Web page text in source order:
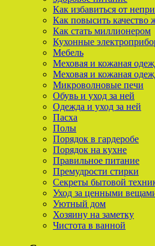
Как избавиться от
Как повысить качество
Как стать миллионером
Кухонные
Мебель
Меховая и кожаная
Меховая и кожаная
Микроволновые печи
Обувь и уход за ней
Одежда и уход за ней
Пасха
Полы
Порядок в гардеробе
Порядок на кухне
Правильное питание
Премудрости стирки
Секреты бытовой
Уход за ценными
Уютный дом
Хозяину на заметку
Чистота в ванной